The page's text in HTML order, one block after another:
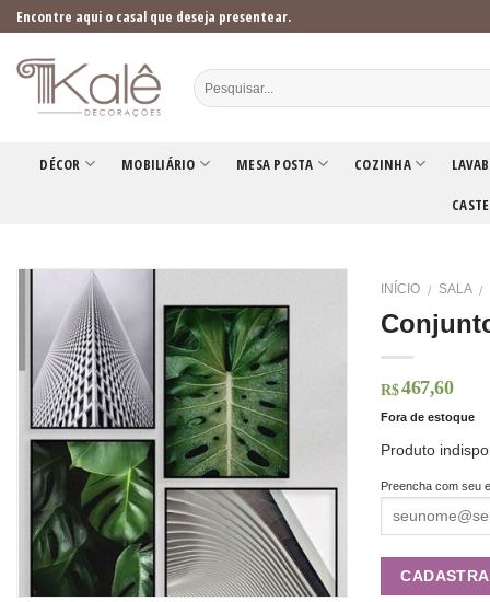
Skip
to
content
Encontre aqui o casal que deseja presentear.
DÉCOR MOBILIÁRIO MESA POSTA COZINHA
INÍCIO / SALA /
R$ 467,60
Fora de estoque
Produto
Preencha com seu